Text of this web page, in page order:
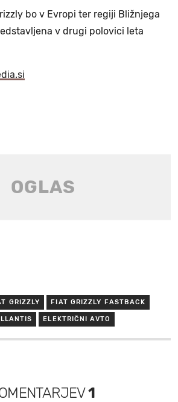
bo v Evropi ter regiji Bližnjega
v drugi polovici leta
GRIZZLY FIAT GRIZZLY FASTBACK
ELEKTRIČNI AVTO
1